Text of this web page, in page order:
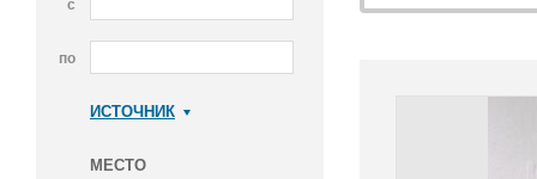
с
по
ИСТОЧНИК
МЕСТО